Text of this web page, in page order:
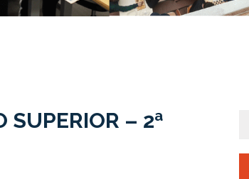
SUPERIOR – 2ª